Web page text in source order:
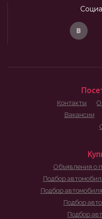
Контакты О
Вакансии
Объявления о
Подбор
Подбор
Подбор
Подбор